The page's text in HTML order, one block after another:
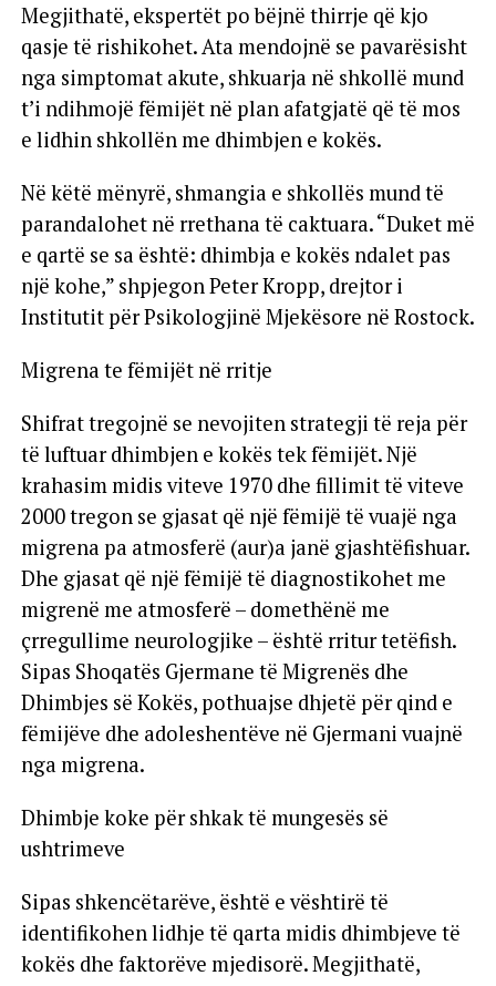
Megjithatë, ekspertët po bëjnë thirrje që kjo
qasje të rishikohet. Ata mendojnë se pavarësisht
nga simptomat akute, shkuarja në shkollë mund
t’i ndihmojë fëmijët në plan afatgjatë që të mos
e lidhin shkollën me dhimbjen e kokës.
Në këtë mënyrë, shmangia e shkollës mund të
parandalohet në rrethana të caktuara. “Duket më
e qartë se sa është: dhimbja e kokës ndalet pas
një kohe,” shpjegon Peter Kropp, drejtor i
Institutit për Psikologjinë Mjekësore në Rostock.
Migrena te fëmijët në rritje
Shifrat tregojnë se nevojiten strategji të reja për
të luftuar dhimbjen e kokës tek fëmijët. Një
krahasim midis viteve 1970 dhe fillimit të viteve
2000 tregon se gjasat që një fëmijë të vuajë nga
migrena pa atmosferë (aur)a janë gjashtëfishuar.
Dhe gjasat që një fëmijë të diagnostikohet me
migrenë me atmosferë – domethënë me
çrregullime neurologjike – është rritur tetëfish.
Sipas Shoqatës Gjermane të Migrenës dhe
Dhimbjes së Kokës, pothuajse dhjetë për qind e
fëmijëve dhe adoleshentëve në Gjermani vuajnë
nga migrena.
Dhimbje koke për shkak të mungesës së
ushtrimeve
Sipas shkencëtarëve, është e vështirë të
identifikohen lidhje të qarta midis dhimbjeve të
kokës dhe faktorëve mjedisorë. Megjithatë,